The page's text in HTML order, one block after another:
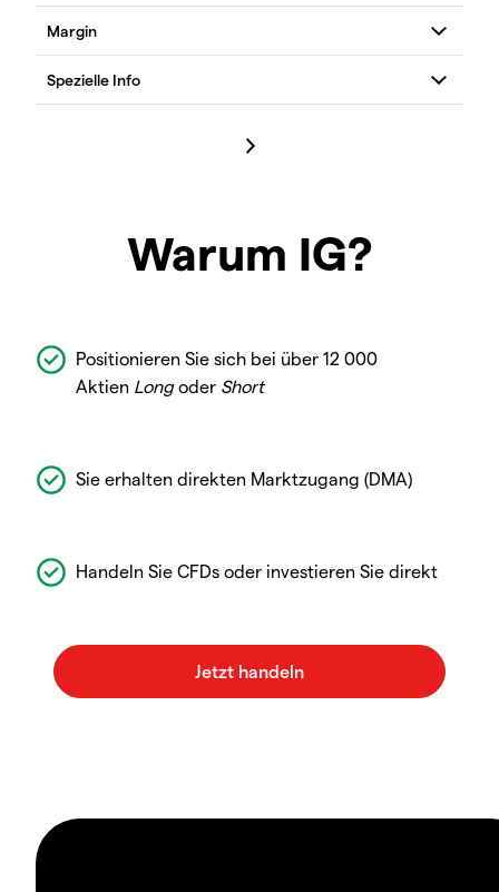
Warum IG?
Positionieren Sie sich bei über 12 000
Aktien Longoder Short
Sie erhalten direkten Marktzugang (DMA)
Handeln Sie CFDs oder investieren Sie direkt